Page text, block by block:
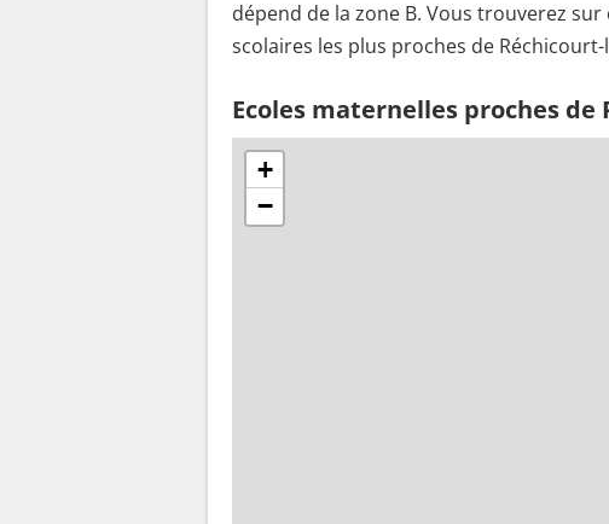
dépend de la zone B. Vous trouverez
scolaires les plus proches de Réchicourt-
Ecoles maternelles proches
+
−